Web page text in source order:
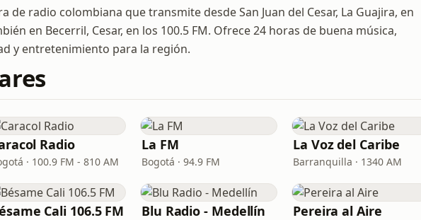
de radio colombiana que transmite desde San Juan del Cesar, La Guajira, en
en Becerril, Cesar, en los 100.5 FM. Ofrece 24 horas de buena música,
y entretenimiento para la región.
Radio
· 100.9 FM - 810 AM
La FM
Bogotá · 94.9 FM
La Voz del Caribe
Barranquilla · 1340 AM
Cali 106.5 FM Blu Radio - Medellín Pereira al Aire